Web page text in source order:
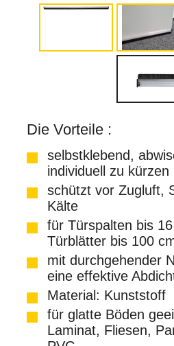
Die Vorteile :
selbstklebend,
individuell zu kürzen
schützt vor Zugluft,
Kälte
für Türspalten bis
Türblätter bis 100
mit durchgehender
eine effektive
Material: Kunststoff
für glatte Böden
Laminat, Fliesen,